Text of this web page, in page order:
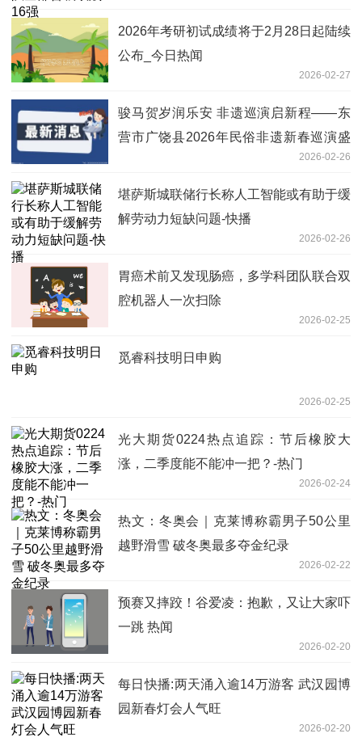
2026年考研初试成绩将于2月28日起陆续
公布_今日热闻
2026-02-27
骏马贺岁润乐安 非遗巡演启新程——东
营市广饶县2026年民俗非遗新春巡演盛
2026-02-26
堪萨斯城联储行长称人工智能或有助于缓
解劳动力短缺问题-快播
2026-02-26
胃癌术前又发现肠癌，多学科团队联合双
腔机器人一次扫除
2026-02-25
觅睿科技明日申购
2026-02-25
光大期货0224热点追踪：节后橡胶大
涨，二季度能不能冲一把？-热门
2026-02-24
热文：冬奥会｜克莱博称霸男子50公里
越野滑雪 破冬奥最多夺金纪录
2026-02-22
预赛又摔跤！谷爱凌：抱歉，又让大家吓
一跳 热闻
2026-02-20
每日快播:两天涌入逾14万游客 武汉园博
园新春灯会人气旺
2026-02-20